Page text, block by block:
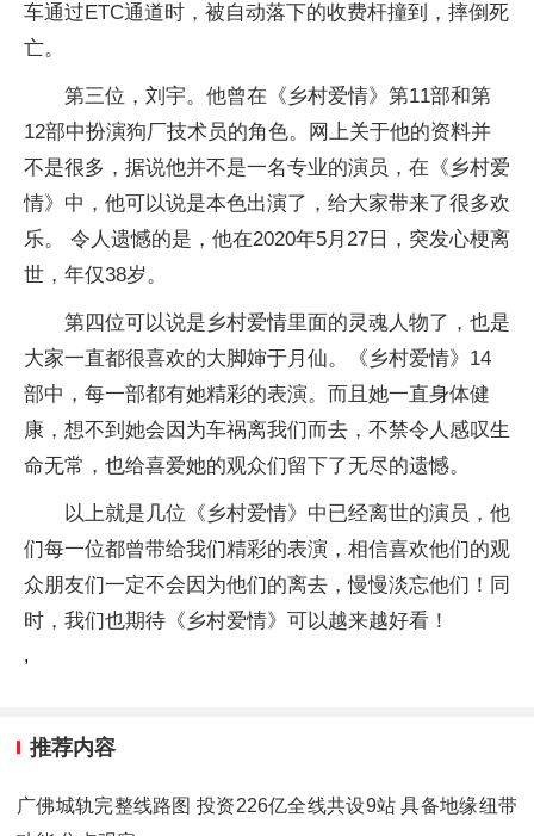
车通过ETC通道时，被自动落下的收费杆撞到，摔倒死
亡。
第三位，刘宇。他曾在《乡村爱情》第11部和第
12部中扮演狗厂技术员的角色。网上关于他的资料并
不是很多，据说他并不是一名专业的演员，在《乡村爱
情》中，他可以说是本色出演了，给大家带来了很多欢
乐。 令人遗憾的是，他在2020年5月27日，突发心梗离
世，年仅38岁。
第四位可以说是乡村爱情里面的灵魂人物了，也是
大家一直都很喜欢的大脚婶于月仙。《乡村爱情》14
部中，每一部都有她精彩的表演。而且她一直身体健
康，想不到她会因为车祸离我们而去，不禁令人感叹生
命无常，也给喜爱她的观众们留下了无尽的遗憾。
以上就是几位《乡村爱情》中已经离世的演员，他
们每一位都曾带给我们精彩的表演，相信喜欢他们的观
众朋友们一定不会因为他们的离去，慢慢淡忘他们！同
时，我们也期待《乡村爱情》可以越来越好看！
,
推荐内容
广佛城轨完整线路图 投资226亿全线共设9站 具备地缘纽带